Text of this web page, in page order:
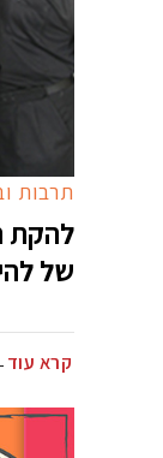
תרבות
להקת
של
קרא עוד